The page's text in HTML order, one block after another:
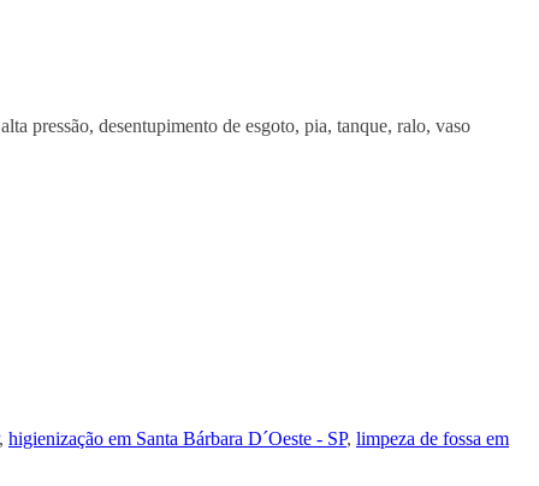
pressão, desentupimento de esgoto, pia, tanque, ralo, vaso
, higienização em Santa Bárbara D´Oeste - SP, limpeza de fossa em